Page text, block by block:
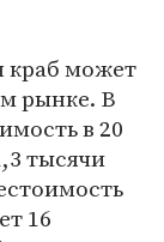
краб может
рынке. В
в 20
тысячи
16